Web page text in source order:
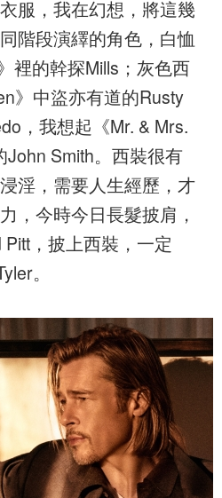
服，我在幻想，將這幾
階段演繹的角色，白恤
裡的幹探Mills；灰色西
》中盜亦有道的Rusty
，我想起《Mr. & Mrs.
Smith。西裝很有
淫，需要人生經歷，才
，今時今日長髮披肩，
，披上西裝，一定
。